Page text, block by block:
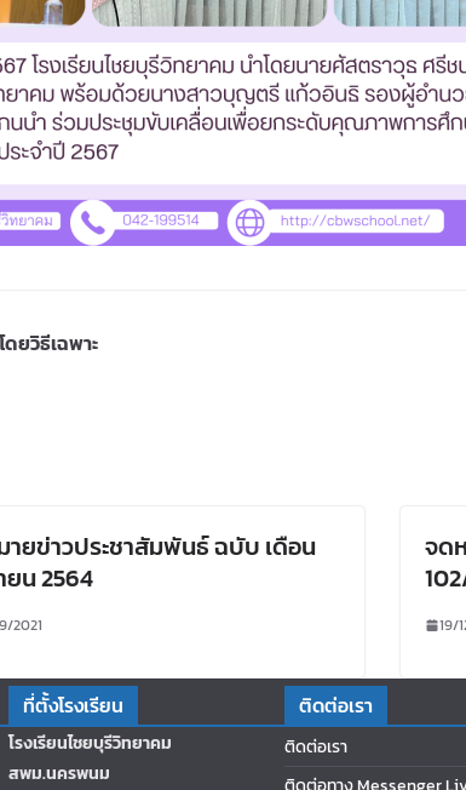
ยวิธีเฉพาะ
ยข่าวประชาสัมพันธ์ ฉบับ เดือน
น 2564
2021
จด
19/
ที่ตั้งโรงเรียน
โรงเรียนไชยบุรีวิทยาคม
สพม.นครพนม
ติดต่อเรา
ติดต่อเรา